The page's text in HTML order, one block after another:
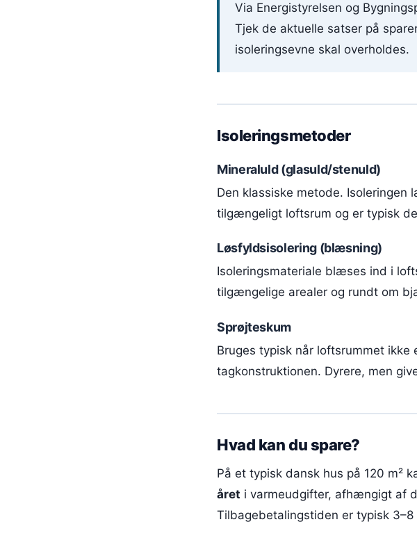
Via Energistyrelsen og
Tjek de aktuelle satser på
isoleringsevne skal overholdes.
Isoleringsmetoder
Mineraluld (glasuld/stenuld)
Den klassiske metode.
tilgængeligt loftsrum og er typisk
Løsfyldsisolering (blæsning)
Isoleringsmateriale blæses ind i
tilgængelige arealer og rundt om
Sprøjteskum
Bruges typisk når loftsrummet
tagkonstruktionen. Dyrere, men
Hvad kan du spare?
På et typisk dansk hus på 120 m²
året i varmeudgifter, afhængigt af
Tilbagebetalingstiden er typisk 3–8